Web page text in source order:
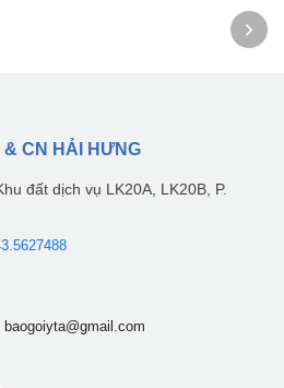
& CN HẢI HƯNG
đất dịch vụ LK20A, LK20B, P.
baogoiyta@gmail.com